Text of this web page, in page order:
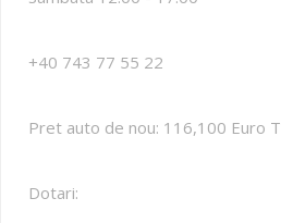
+40 743 77 55 22
Pret auto de nou: 116,100 Euro
Dotari: